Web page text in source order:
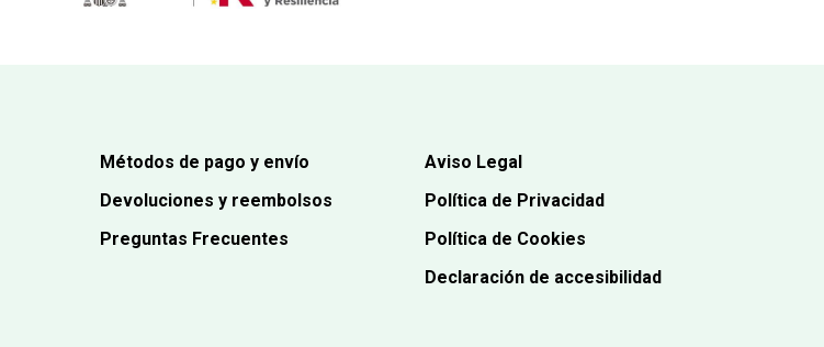
Métodos de pago y envío
Devoluciones y reembolsos
Preguntas Frecuentes
Aviso Legal
Política de Privacidad
Política de Cookies
Declaración de accesibilidad